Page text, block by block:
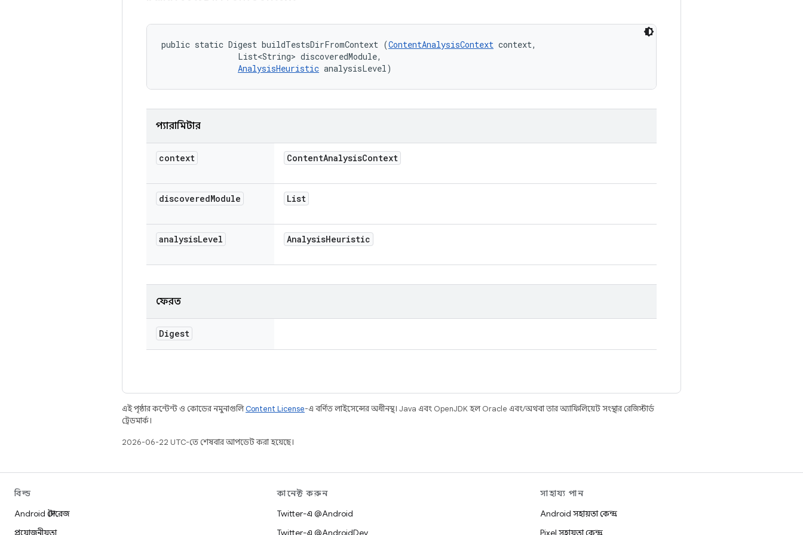
public static Digest buildTestsDirFromContext (ContentAnalysisContext context,
                List<String> discoveredModule,
AnalysisHeuristic analysisLevel)
প্যারামিটার
context ContentAnalysisContext
discoveredModule List
analysisLevel AnalysisHeuristic
ফেরত
Digest
এই পৃষ্ঠার কন্টেন্ট ও কোডের নমুনাগুলিContent License-এ বর্ণিত লাইসেন্সের অধীনস্থ। Java এবং OpenJDK হল Oracle এবং/অথবা তার অ্যাফিলিয়েট সংস্থার রেজিস্টার্ড
ট্রেডমার্ক।
2026-06-22 UTC-তে শেষবার আপডেট করা হয়েছে।
বিল্ড
Android স্টোরেজ
প্রয়োজনীয়তা
কানেক্ট করুন
Twitter-এ @Android
Twitter-এ @AndroidDev
সাহায্য পান
Android সহায়তা কেন্দ্র
Pixel সহায়তা কেন্দ্র